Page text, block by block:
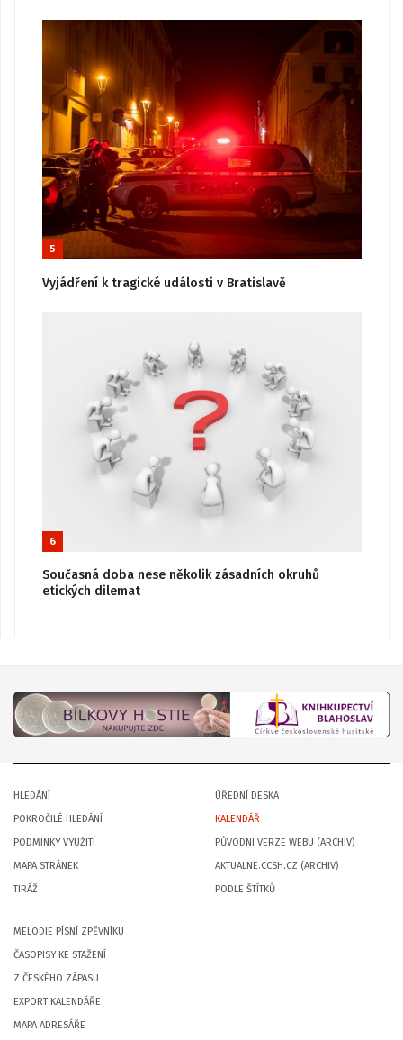
5
Vyjádření k tragické události v Bratislavě
6
Současná doba nese několik zásadních okruhů
etických dilemat
HLEDÁNÍ
POKROČILÉ HLEDÁNÍ
PODMÍNKY VYUŽITÍ
MAPA STRÁNEK
TIRÁŽ
ÚŘEDNÍ DESKA
KALENDÁŘ
PŮVODNÍ VERZE WEBU (ARCHIV)
AKTUALNE.CCSH.CZ (ARCHIV)
PODLE ŠTÍTKŮ
MELODIE PÍSNÍ ZPĚVNÍKU
ČASOPISY KE STAŽENÍ
Z ČESKÉHO ZÁPASU
EXPORT KALENDÁŘE
MAPA ADRESÁŘE